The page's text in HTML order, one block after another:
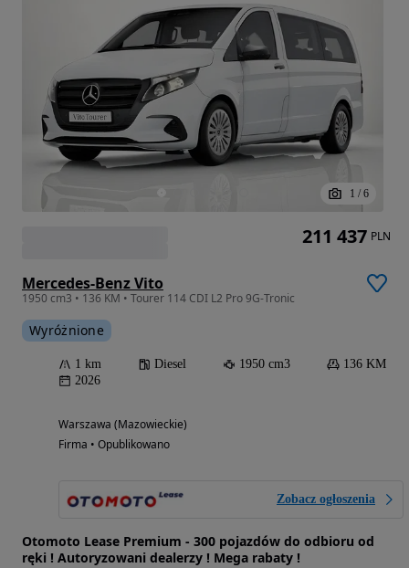
1 / 6
Mercedes-Benz Vito
1950 cm3 • 136 KM • Tourer 114 CDI L2 Pro 9G-Tronic
Wyróżnione
1 km Diesel 1950 cm3
136 KM
2026
Warszawa (Mazowieckie)
Firma • Opublikowano
Zobacz ogłoszenia
Otomoto Lease Premium - 300 pojazdów do odbioru od
ręki ! Autoryzowani dealerzy ! Mega rabaty !
211 437 PLN